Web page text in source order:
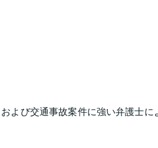
よび交通事故案件に強い弁護士